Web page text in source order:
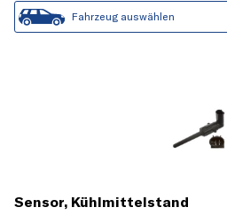
Fahrzeug auswählen
Sensor, Kühlmittelstand